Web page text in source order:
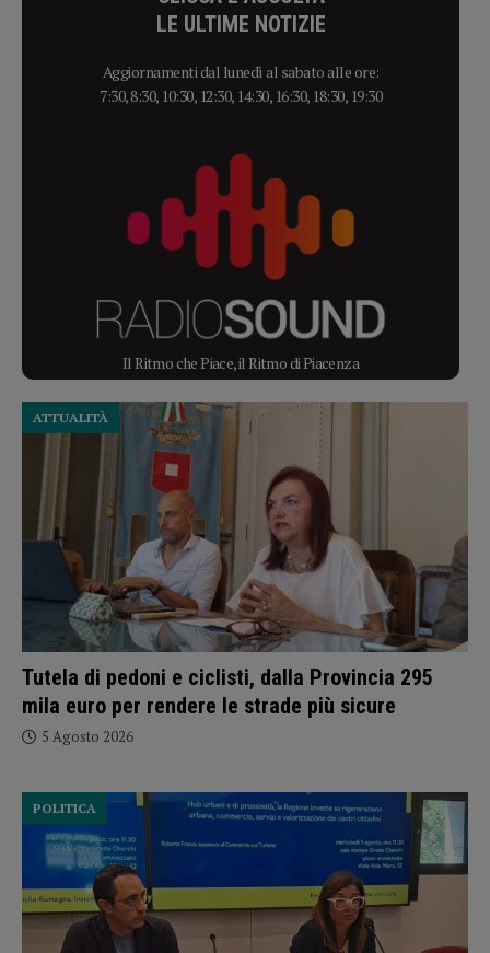
LE ULTIME NOTIZIE
Aggiornamenti dal lunedì al sabato alle ore:
7:30, 8:30, 10:30, 12:30, 14:30, 16:30, 18:30, 19:30
Il Ritmo che Piace, il Ritmo di Piacenza
Tutela di pedoni e ciclisti, dalla Provincia 295
mila euro per rendere le strade più sicure
ATTUALITÀ
5 Agosto 2026
POLITICA